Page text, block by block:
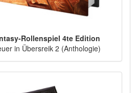
Rollenspiel 4te Edition
in Übersreik 2 (Anthologie)